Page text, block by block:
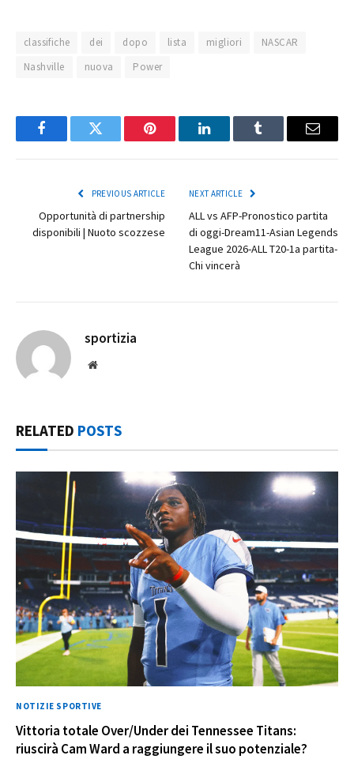
classifiche dei dopo lista migliori
NASCAR
Nashville
nuova Power
FacebookTwitter Pinterest LinkedInTumblr Email
PREVIOUS ARTICLE
Opportunità di partnership
disponibili | Nuoto scozzese
NEXT ARTICLE
ALL vs AFP-Pronostico partita
di oggi-Dream11-Asian Legends
League 2026-ALL T20-1a partita-
Chi vincerà
sportizia
Website
RELATED POSTS
NOTIZIE SPORTIVE
Vittoria totale Over/Under dei Tennessee Titans:
riuscirà Cam Ward a raggiungere il suo potenziale?